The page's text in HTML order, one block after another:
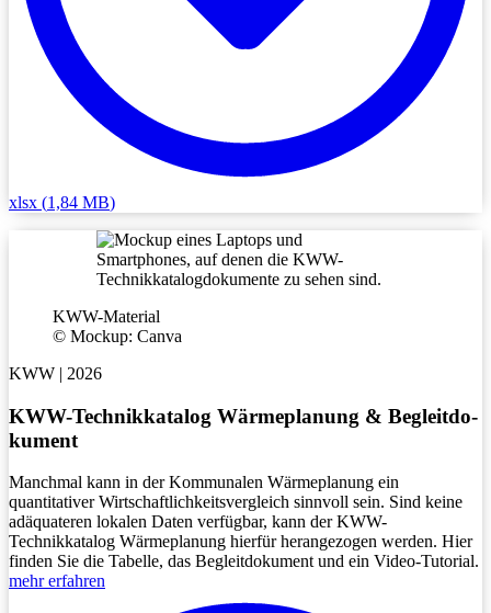
xlsx (1,84 MB)
KWW-Material
© Mockup: Canva
KWW | 2026
KWW-Technik­katalog Wärme­planung & Begleit­do­
ku­ment
Manchmal kann in der Kommunalen Wärmeplanung ein
quantitativer Wirtschaftlichkeitsvergleich sinnvoll sein. Sind keine
adäquateren lokalen Daten verfügbar, kann der KWW-
Technikkatalog Wärmeplanung hierfür herangezogen werden. Hier
finden Sie die Tabelle, das Begleitdokument und ein Video-Tutorial.
mehr erfahren